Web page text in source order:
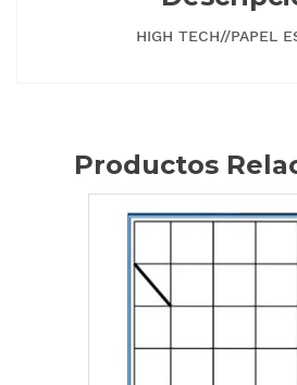
HIGH TECH//PAPEL
Productos